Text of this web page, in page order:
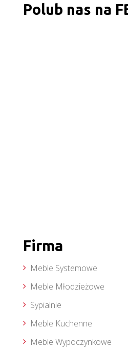
Polub nas na
Firma
Meble Systemowe
Meble Młodzieżowe
Sypialnie
Meble Kuchenne
Meble Wypoczynkowe